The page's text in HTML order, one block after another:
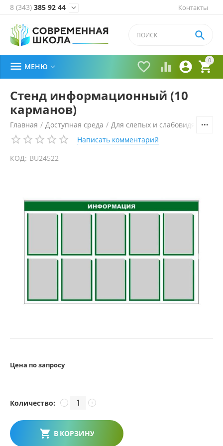
Контакты
8 (343) 385 92 44 
0


 

 МЕНЮ 
Стенд информационный (10
карманов)
Главная / Доступная среда / Для слепых и слабовидящих
Написать комментарий
КОД: BU24522
Цена по запросу
Количество: +
−
В КОРЗИНУ